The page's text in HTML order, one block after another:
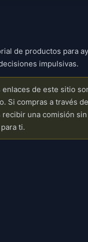
de productos para
impulsivas.
enlaces de este sitio
Si compras a través
recibir una comisión
ti.